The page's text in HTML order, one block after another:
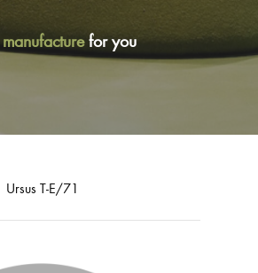
manufacturefor you
Ursus T-E/71